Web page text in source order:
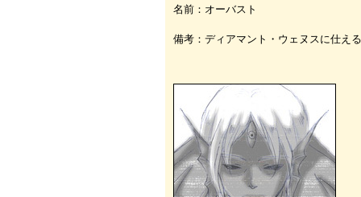
名前：オーバスト
備考：ディアマント・ウェヌスに仕え